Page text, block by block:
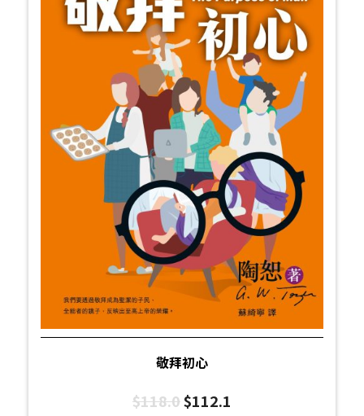
敬拜初心
$118.0$112.1